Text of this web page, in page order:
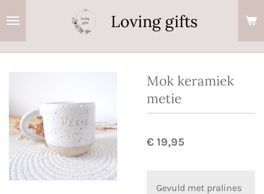
Loving gifts
Mok keramiek
metie
€ 19,95
Gevuld met pralines